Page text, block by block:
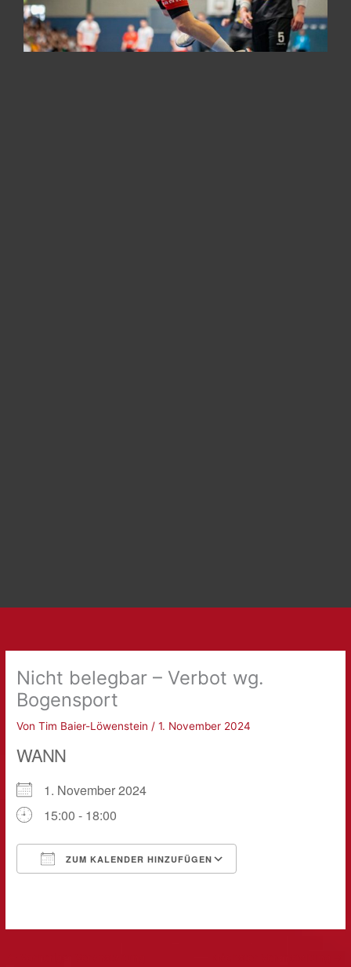
Nicht belegbar – Verbot wg.
Bogensport
VonTim Baier-Löwenstein /1. November 2024
WANN
1. November 2024
15:00 - 18:00
ZUM KALENDER HINZUFÜGEN